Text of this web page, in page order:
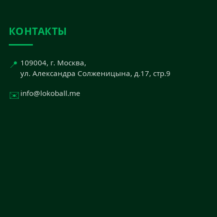
КОНТАКТЫ
📍 109004, г. Москва,
ул. Александра Солженицына, д.17, стр.9
✉️ info@lokoball.me